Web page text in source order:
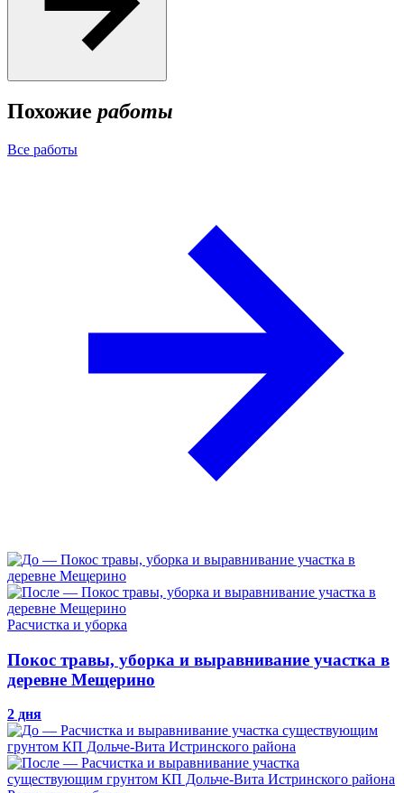
Похожие работы
Все работы
Расчистка и уборка
Покос травы, уборка и выравнивание участка в
деревне Мещерино
2 дня